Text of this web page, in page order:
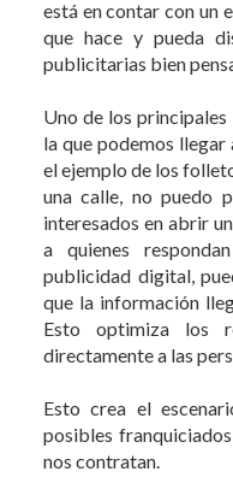
está en contar con un
que hace y pueda
publicitarias bien
Uno de los
la que podemos
el ejemplo de los
una calle, no puedo
interesados en abrir
a quienes
publicidad digital,
que la información
Esto optimiza los
directamente a las
Esto crea el
posibles
nos contratan.